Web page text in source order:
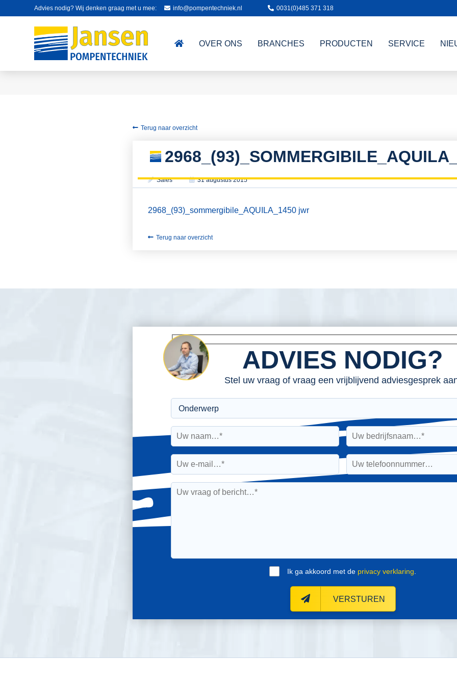
Advies nodig? Wij denken graag met u mee: info@pompentechniek.nl 0031(0)485 371 318
OVER ONS BRANCHES PRODUCTEN SERVICE
Terug naar overzicht
Sales 31 augustus 2015
2968_(93)_sommergibile_AQUILA_1450 jwr
Terug naar overzicht
ADVIES NODIG?
Stel uw vraag of vraag een vrijblijvend adviesgesprek
Ik ga akkoord met de privacy verklaring
VERSTUREN